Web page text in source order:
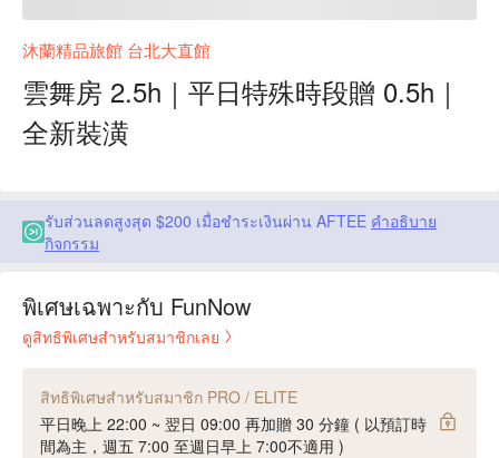
沐蘭精品旅館 台北大直館
雲舞房 2.5h｜平日特殊時段贈 0.5h｜
全新裝潢
รับส่วนลดสูงสุด $200 เมื่อชำระเงินผ่าน AFTEE คำอธิบาย
กิจกรรม
พิเศษเฉพาะกับ FunNow
ดูสิทธิพิเศษสำหรับสมาชิกเลย
สิทธิพิเศษสำหรับสมาชิก PRO / ELITE
平日晚上 22:00 ~ 翌日 09:00 再加贈 30 分鐘 ( 以預訂時
間為主，週五 7:00 至週日早上 7:00不適用 )